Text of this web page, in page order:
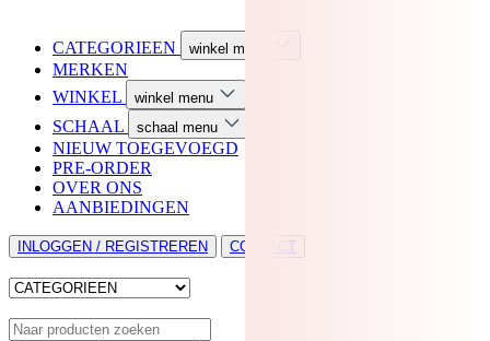
CATEGORIEEN winkel menu
MERKEN
WINKEL
winkel menu
SCHAAL schaal menu
NIEUW TOEGEVOEGD
PRE-ORDER
OVER ONS
AANBIEDINGEN
INLOGGEN / REGISTREREN CONTACT